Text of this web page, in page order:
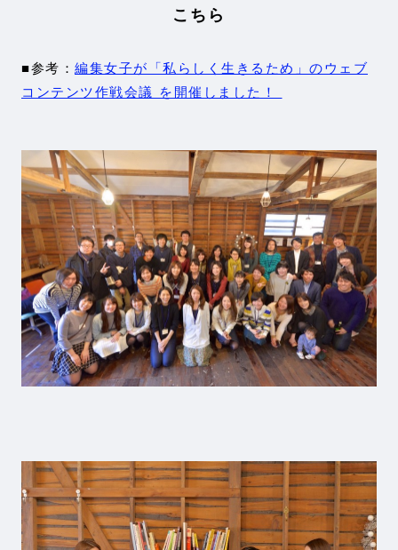
こちら
■参考： 編集女子が「私らしく生きるため」のウェブ
コンテンツ作戦会議 を開催しました！